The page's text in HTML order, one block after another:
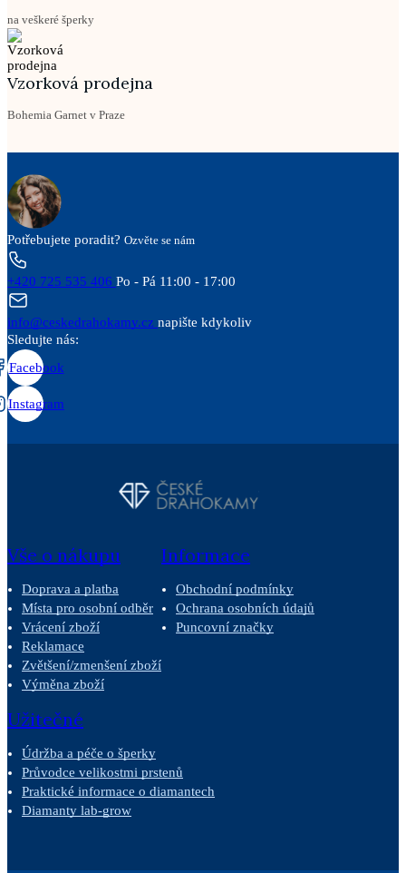
na veškeré šperky
Vzorková prodejna
Bohemia Garnet v Praze
Potřebujete poradit? Ozvěte se nám
+420 725 535 406 Po - Pá 11:00 - 17:00
info@ceskedrahokamy.cz napište kdykoliv
Sledujte nás:
Facebook
Instagram
Vše o nákupu
Doprava a platba
Místa pro osobní odběr
Vrácení zboží
Reklamace
Zvětšení/zmenšení zboží
Výměna zboží
Informace
Obchodní podmínky
Ochrana osobních údajů
Puncovní značky
Užitečné
Údržba a péče o šperky
Průvodce velikostmi prstenů
Praktické informace o diamantech
Diamanty lab-grow